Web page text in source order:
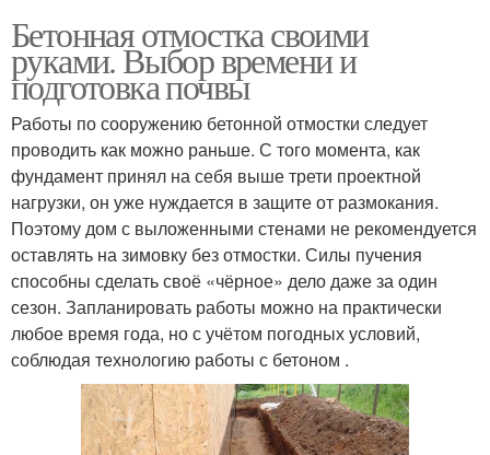
Бетонная отмостка своими
руками. Выбор времени и
подготовка почвы
Работы по сооружению бетонной отмостки следует
проводить как можно раньше. С того момента, как
фундамент принял на себя выше трети проектной
нагрузки, он уже нуждается в защите от размокания.
Поэтому дом с выложенными стенами не рекомендуется
оставлять на зимовку без отмостки. Силы пучения
способны сделать своё «чёрное» дело даже за один
сезон. Запланировать работы можно на практически
любое время года, но с учётом погодных условий,
соблюдая технологию работы с бетоном .